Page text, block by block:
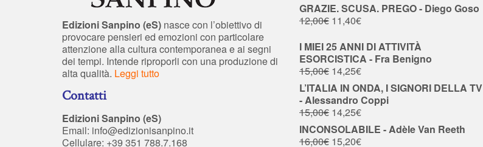
Edizioni Sanpino (eS) nasce con l’obiettivo di
provocare pensieri ed emozioni con particolare
attenzione alla cultura contemporanea e ai segni
dei tempi. Intende riproporli con una produzione di
alta qualità. Leggi tutto
Contatti
Edizioni Sanpino (eS)
Email: info@edizionisanpino.it
Cellulare: +39 351 788.7.168
GRAZIE. SCUSA. PREGO - Diego Goso
12,00€ 11,40€
I MIEI 25 ANNI DI ATTIVITÀ
ESORCISTICA - Fra Benigno
15,00€ 14,25€
L’ITALIA IN ONDA, I SIGNORI DELLA TV
- Alessandro Coppi
15,00€ 14,25€
INCONSOLABILE - Adèle Van Reeth
16,00€ 15,20€